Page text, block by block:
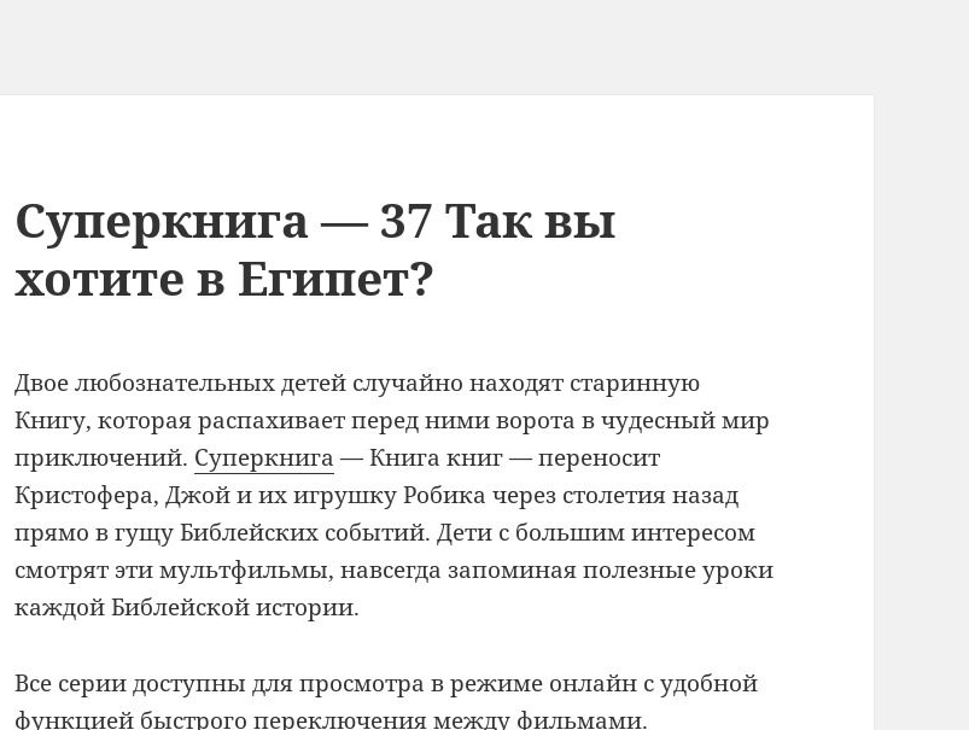
Суперкнига — 37 Так вы
хотите в Египет?
Двое любознательных детей случайно находят старинную
Книгу, которая распахивает перед ними ворота в чудесный мир
приключений. Суперкнига — Книга книг — переносит
Кристофера, Джой и их игрушку Робика через столетия назад
прямо в гущу Библейских событий. Дети с большим интересом
смотрят эти мультфильмы, навсегда запоминая полезные уроки
каждой Библейской истории.
Все серии доступны для просмотра в режиме онлайн с удобной
функцией быстрого переключения между фильмами.